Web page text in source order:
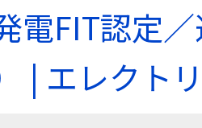
電FIT認定
| エレクト